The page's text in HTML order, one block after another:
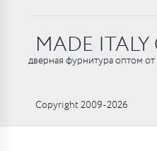
MADE ITALY
дверная фурнитура оптом
Copyright 2009-2026